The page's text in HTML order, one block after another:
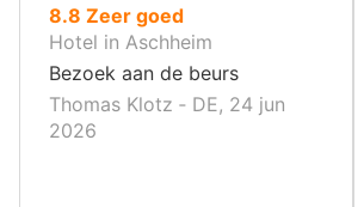
8.8 uit
10
,
Zeer goed
Hotel in Aschheim
Bezoek aan de beurs
Thomas Klotz ‐ DE, 24 jun
2026